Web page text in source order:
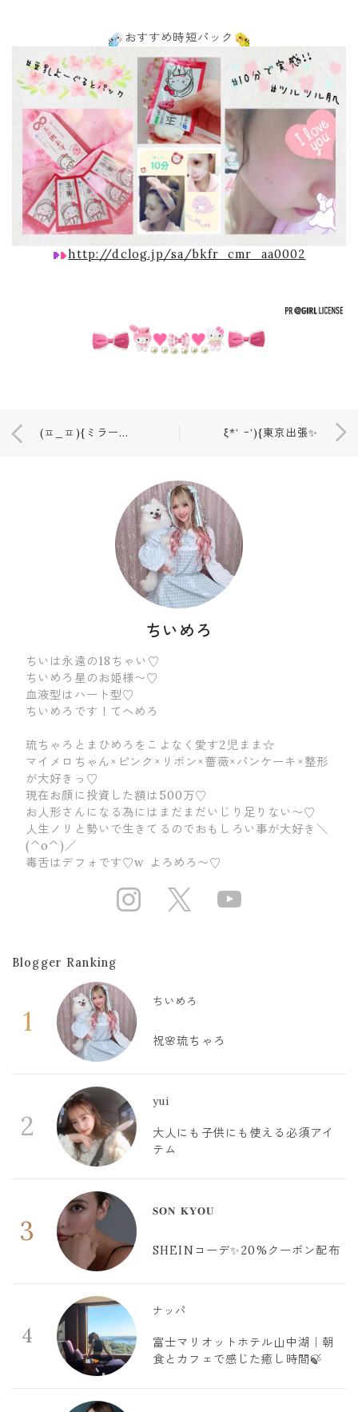
おすすめ時短パック
http://dclog.jp/sa/bkfr_cmr_aa0002
(ㅍ_ㅍ){ミラーネイル❤💅🏼 ξ*‘ ｰ‘){東京出張✨
ちいめろ
ちいは永遠の18ちゃい♡
ちいめろ星のお姫様〜♡
血液型はハート型♡
ちいめろです！てへめろ
琉ちゃろとまひめろをこよなく愛す2児まま☆
マイメロちゃん×ピンク×リボン×薔薇×パンケーキ×整形
が大好きっ♡
現在お顔に投資した額は500万♡
お人形さんになる為にはまだまだいじり足りない〜♡
人生ノリと勢いで生きてるのでおもしろい事が大好き＼
(^o^)／
毒舌はデフォです♡w よろめろ〜♡
https://https://
Blogger Ranking
1
ちいめろ
祝🌸琉ちゃろ
2
yui
大人にも子供にも使える必須アイ
テム
3
𝐒𝐎𝐍 𝐊𝐘𝐎𝐔
SHEINコーデ✨20%クーポン配布
4
ナッパ
富士マリオットホテル山中湖｜朝
食とカフェで感じた癒し時間🍃